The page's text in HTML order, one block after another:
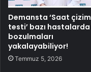
Demansta ‘Saat çizim
testi’ bazı hastalarda
bozulmaları
yakalayabiliyor!
Temmuz 5, 2026